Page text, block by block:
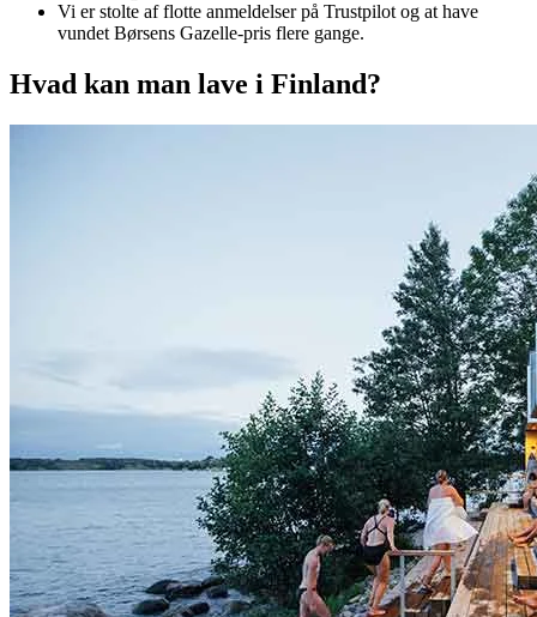
Vi er stolte af flotte anmeldelser på Trustpilot og at have
vundet Børsens Gazelle-pris flere gange.
Hvad kan man lave i Finland?